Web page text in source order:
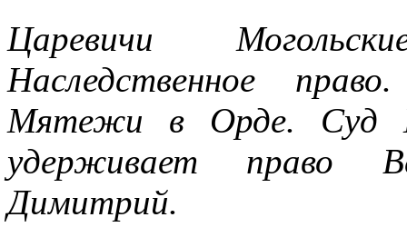
Царевичи
Наследственное
Мятежи в Орде. Суд
удерживает право
Димитрий.